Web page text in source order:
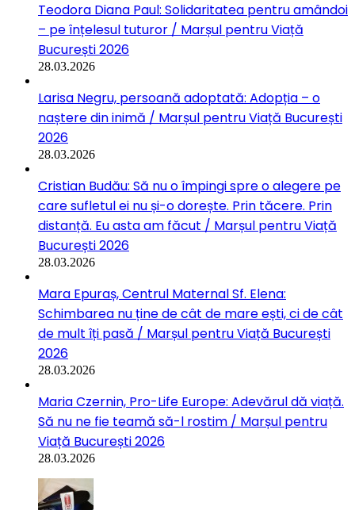
Teodora Diana Paul: Solidaritatea pentru amândoi
– pe înțelesul tuturor / Marșul pentru Viață
București 2026
28.03.2026
Larisa Negru, persoană adoptată: Adopția – o
naștere din inimă / Marșul pentru Viață București
2026
28.03.2026
Cristian Budău: Să nu o împingi spre o alegere pe
care sufletul ei nu și-o dorește. Prin tăcere. Prin
distanță. Eu asta am făcut / Marșul pentru Viață
București 2026
28.03.2026
Mara Epuraș, Centrul Maternal Sf. Elena:
Schimbarea nu ține de cât de mare ești, ci de cât
de mult îți pasă / Marșul pentru Viață București
2026
28.03.2026
Maria Czernin, Pro-Life Europe: Adevărul dă viață.
Să nu ne fie teamă să-l rostim / Marșul pentru
Viață București 2026
28.03.2026